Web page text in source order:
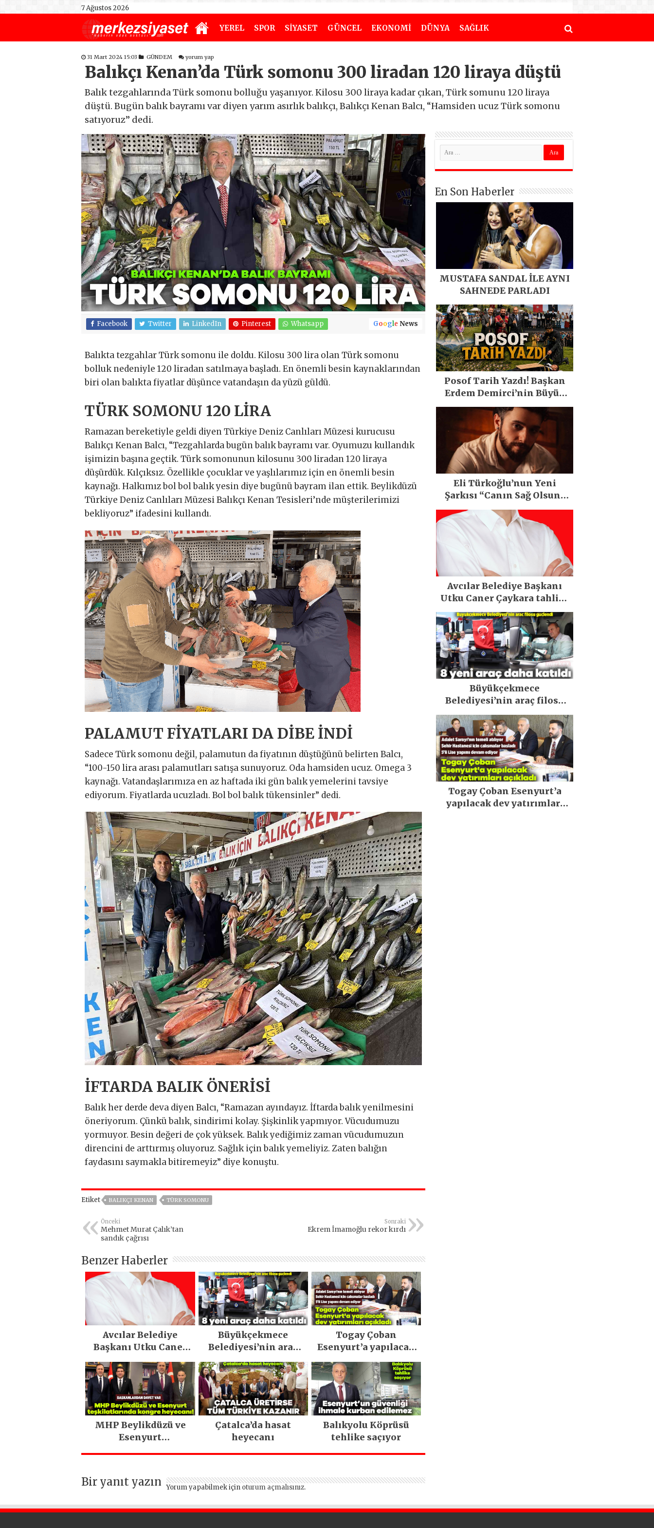
7 Ağustos 2026
YEREL SPOR SİYASET GÜNCEL EKONOMİ DÜNYA SAĞLIK
31 Mart 2024 15:03 GÜNDEM yorum yap
Balıkçı Kenan’da Türk somonu 300 liradan 120 liraya düştü
Balık tezgahlarında Türk somonu bolluğu yaşanıyor. Kilosu 300 liraya kadar çıkan, Türk somunu 120 liraya
düştü. Bugün balık bayramı var diyen yarım asırlık balıkçı, Balıkçı Kenan Balcı, “Hamsiden ucuz Türk somonu
satıyoruz” dedi.
Facebook Twitter LinkedIn Pinterest Whatsapp Google News
Balıkta tezgahlar Türk somonu ile doldu. Kilosu 300 lira olan Türk somonu
bolluk nedeniyle 120 liradan satılmaya başladı. En önemli besin kaynaklarından
biri olan balıkta fiyatlar düşünce vatandaşın da yüzü güldü.
TÜRK SOMONU 120 LİRA
Ramazan bereketiyle geldi diyen Türkiye Deniz Canlıları Müzesi kurucusu
Balıkçı Kenan Balcı, “Tezgahlarda bugün balık bayramı var. Oyumuzu kullandık
işimizin başına geçtik. Türk somonunun kilosunu 300 liradan 120 liraya
düşürdük. Kılçıksız. Özellikle çocuklar ve yaşlılarımız için en önemli besin
kaynağı. Halkımız bol bol balık yesin diye bugünü bayram ilan ettik. Beylikdüzü
Türkiye Deniz Canlıları Müzesi Balıkçı Kenan Tesisleri’nde müşterilerimizi
bekliyoruz” ifadesini kullandı.
PALAMUT FİYATLARI DA DİBE İNDİ
Sadece Türk somonu değil, palamutun da fiyatının düştüğünü belirten Balcı,
“100-150 lira arası palamutları satışa sunuyoruz. Oda hamsiden ucuz. Omega 3
kaynağı. Vatandaşlarımıza en az haftada iki gün balık yemelerini tavsiye
ediyorum. Fiyatlarda ucuzladı. Bol bol balık tükensinler” dedi.
İFTARDA BALIK ÖNERİSİ
Balık her derde deva diyen Balcı, “Ramazan ayındayız. İftarda balık yenilmesini
öneriyorum. Çünkü balık, sindirimi kolay. Şişkinlik yapmıyor. Vücudumuzu
yormuyor. Besin değeri de çok yüksek. Balık yediğimiz zaman vücudumuzun
direncini de arttırmış oluyoruz. Sağlık için balık yemeliyiz. Zaten balığın
faydasını saymakla bitiremeyiz” diye konuştu.
Etiket BALIKÇI KENAN TÜRK SOMONU
Önceki
Mehmet Murat Çalık’tan
sandık çağrısı
Sonraki
Ekrem İmamoğlu rekor kırdı
Benzer Haberler
Avcılar Belediye
Başkanı Utku Caner
Çaykara tahliye edildi
Büyükçekmece
Belediyesi’nin araç
filosu güçlendi
Togay Çoban
Esenyurt’a yapılacak
dev yatırımları
açıkladı
MHP Beylikdüzü ve
Esenyurt
Çatalca’da hasat
heyecanı
Balıkyolu Köprüsü
tehlike saçıyor
Bir yanıt yazın Yorum yapabilmek için oturum açmalısınız.
En Son Haberler
MUSTAFA SANDAL İLE AYNI
SAHNEDE PARLADI
Posof Tarih Yazdı! Başkan
Erdem Demirci’nin Büyük
Emeğiyle Son Yılların En
Büyük Festivali Gerçekleşti
Eli Türkoğlu’nun Yeni
Şarkısı “Canın Sağ Olsun”
Büyük İlgi Gördü!..
Avcılar Belediye Başkanı
Utku Caner Çaykara tahliye
edildi
Büyükçekmece
Belediyesi’nin araç filosu
güçlendi
Togay Çoban Esenyurt’a
yapılacak dev yatırımları